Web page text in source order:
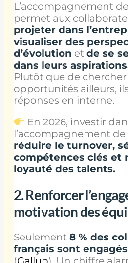
L’accompagnement
permet aux
projeter dans
visualiser des
d’évolution et de se
dans leurs
Plutôt que de chercher
opportunités ailleurs,
réponses en interne.
En 2026, investir
l’accompagnement de
réduire le turnover,
compétences clés et
loyauté des talents.
2.Renforcer
motivation des
Seulement 8 % des
français sont
(Gallup). Un chiffre